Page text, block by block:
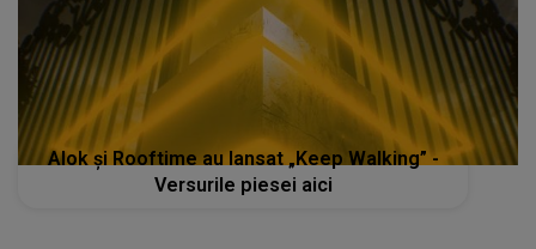
Alok și Rooftime au lansat „Keep Walking” -
Versurile piesei aici